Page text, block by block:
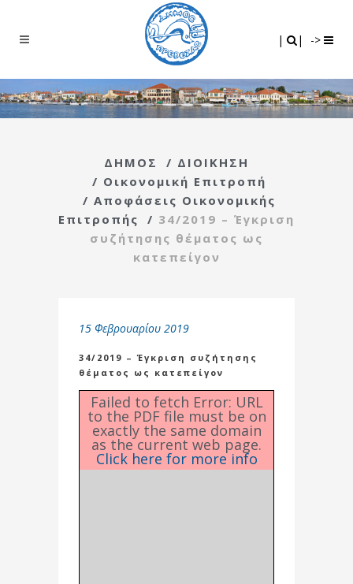
| | ->
ΔΗΜΟΣ / ΔΙΟΙΚΗΣΗ
/ Οικονομική Επιτροπή
/ Αποφάσεις Οικονομικής
Επιτροπής
/ 34/2019 – Έγκριση
συζήτησης θέματος ως
κατεπείγον
15 Φεβρουαρίου 2019
34/2019 – Έγκριση συζήτησης
θέματος ως κατεπείγον
Failed to fetch Error: URL
to the PDF file must be on
exactly the same domain
as the current web page.
Click here for more info